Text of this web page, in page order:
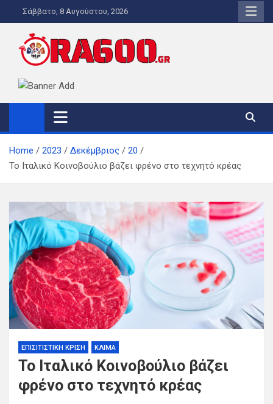
to
content
Σάββατο, 8 Αυγούστου, 2026
ORA600.GR
Η ΑΛΗΘΙΝΗ ΩΡΑ ΕΝΗΜΕΡΩΣΗΣ
Home 2023 Δεκέμβριος
20
Το Ιταλικό Κοινοβούλιο βάζει φρένο στο τεχνητό κρέας
ΕΠΙΣΙΤΙΣΤΙΚΗ ΚΡΙΣΗ ΚΛΙΜΑ
Το Ιταλικό Κοινοβούλιο βάζει
φρένο στο τεχνητό κρέας